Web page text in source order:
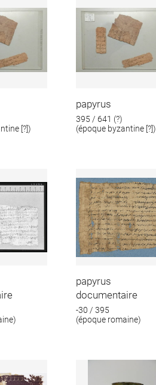
[?])
papyrus
395 / 641 (?)
(époque byzantine [?])
papyrus
documentaire
-30 / 395
(époque romaine)